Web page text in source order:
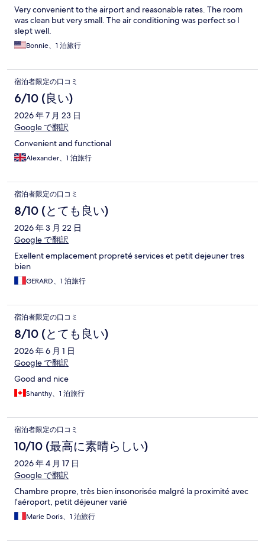
Very convenient to the airport and reasonable rates. The room
was clean but very small. The air conditioning was perfect so I
slept well.
Bonnie、1 泊旅行
宿泊者限定の口コミ
6/10 (良い)
2026 年 7 月 23 日
Google で翻訳
Convenient and functional
Alexander、1 泊旅行
宿泊者限定の口コミ
8/10 (とても良い)
2026 年 3 月 22 日
Google で翻訳
Exellent emplacement propreté services et petit dejeuner tres
bien
GERARD、1 泊旅行
宿泊者限定の口コミ
8/10 (とても良い)
2026 年 6 月 1 日
Google で翻訳
Good and nice
Shanthy、1 泊旅行
宿泊者限定の口コミ
10/10 (最高に素晴らしい)
2026 年 4 月 17 日
Google で翻訳
Chambre propre, très bien insonorisée malgré la proximité avec
l’aéroport, petit déjeuner varié
Marie Doris、1 泊旅行